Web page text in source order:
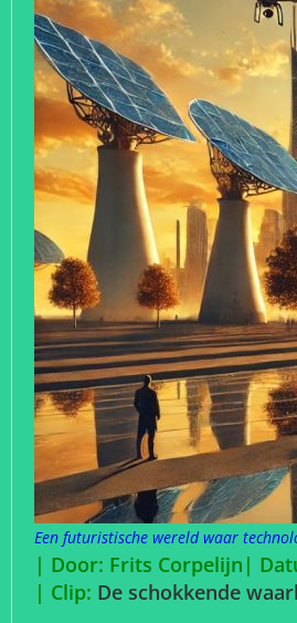
Een futuristische wereld waar
| Door: Frits Corpelijn|
| Clip: De schokkende